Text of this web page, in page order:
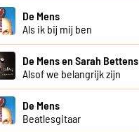
De Mens
Als ik bij mij ben
De Mens en Sarah Bettens
Alsof we belangrijk zijn
De Mens
Beatlesgitaar